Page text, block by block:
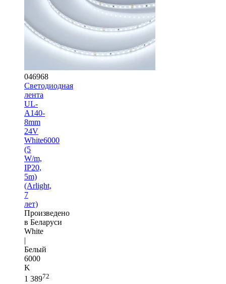
046968
Светодиодная
лента
UL-
A140-
8mm
24V
White6000
(5
W/m,
IP20,
5m)
(Arlight,
7
лет)
Произведено
в Беларуси
White
|
Белый
6000
K
1 38972